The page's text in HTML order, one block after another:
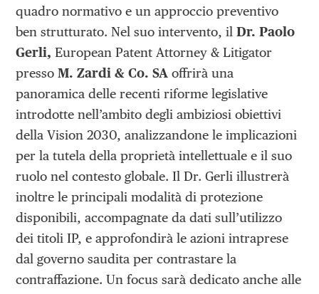
quadro normativo e un approccio preventivo
ben strutturato. Nel suo intervento, ilDr. Paolo
Gerli,European Patent Attorney & Litigator
presso M. Zardi & Co. SA offrirà una
panoramica delle recenti riforme legislative
introdotte nell’ambito degli ambiziosi obiettivi
della Vision 2030, analizzandone le implicazioni
per la tutela della proprietà intellettuale e il suo
ruolo nel contesto globale. Il Dr. Gerli illustrerà
inoltre le principali modalità di protezione
disponibili, accompagnate da dati sull’utilizzo
dei titoli IP, e approfondirà le azioni intraprese
dal governo saudita per contrastare la
contraffazione. Un focus sarà dedicato anche alle